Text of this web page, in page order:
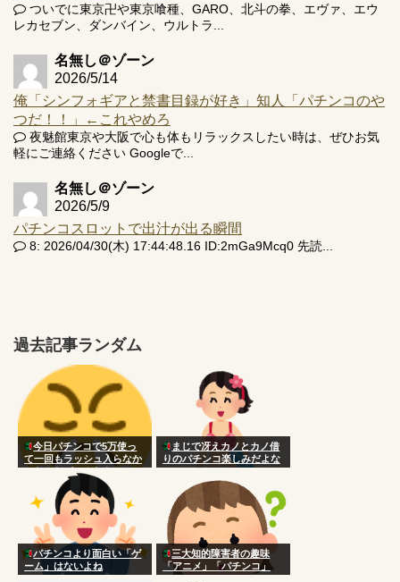
ついでに東京卍や東京喰種、GARO、北斗の拳、エヴァ、エウ
レカセブン、ダンバイン、ウルトラ...
名無し＠ゾーン
2026/5/14
俺「シンフォギアと禁書目録が好き」知人「パチンコのや
つだ！！」←これやめろ
夜魅館東京や大阪で心も体もリラックスしたい時は、ぜひお気
軽にご連絡ください Googleで...
名無し＠ゾーン
2026/5/9
パチンコスロットで出汁が出る瞬間
8: 2026/04/30(木) 17:44:48.16 ID:2mGa9Mcq0 先読...
過去記事ランダム
今日パチンコで5万使っ
て一回もラッシュ入らなか
ったんだがこんなもん？
まじで冴えカノとカノ借
りのパチンコ楽しみだよな
パチンコより面白い「ゲ
ーム」はないよね
三大知的障害者の趣味
「アニメ」「パチンコ」